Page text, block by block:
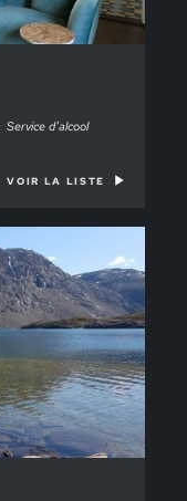
Service d’alcool
VOIR LA LISTE